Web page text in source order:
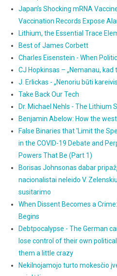
Japan’s Shocking mRNA
Vaccination Records Expose
Lithium, the Essential Trace
Best of James Corbett
Charles Eisenstein - When
CJ Hopkinsas – „Nemanau,
J. Erlickas - „Nenoriu būti
Take Back Our Tech
Dr. Michael Nehls - The Lithium
Benjamin Abelow: How the
False Binaries that 'Limit the
in the COVID-19 Debate and
Powers That Be (Part 1)
Borisas Johnsonas dabar
nacionalistai neleido V.
susitarimo
When Dissent Becomes a
Begins
Debtpocalypse - The German
lose control of their own
them a little crazy
Nekilnojamojo turto mokesčio